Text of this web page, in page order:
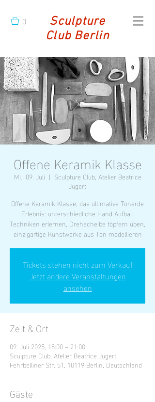
0
Sculpture
Club Berlin
Offene Keramik Klasse
Mi., 09. Juli
  |
Sculpture Club, Atelier Beatrice
Jugert
Offene Keramik Klasse, das ultimative Tonerde
Erlebnis: unterschiedliche Hand Aufbau
Techniken erlernen, Drehscheibe töpfern üben,
einzigartige Kunstwerke aus Ton modellieren
Tickets stehen nicht zum Verkauf
Jetzt andere Veranstaltungen
ansehen
Zeit & Ort
09. Juli 2025, 18:00 – 21:00
Sculpture Club, Atelier Beatrice Jugert,
Fehrbelliner Str. 51, 10119 Berlin, Deutschland
Gäste